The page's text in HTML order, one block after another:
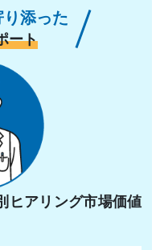
添った
ート
ヒアリング市場価値